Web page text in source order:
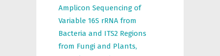
Amplicon Sequencing of
Variable 16S rRNA from
Bacteria and ITS2 Regions
from Fungi and Plants,